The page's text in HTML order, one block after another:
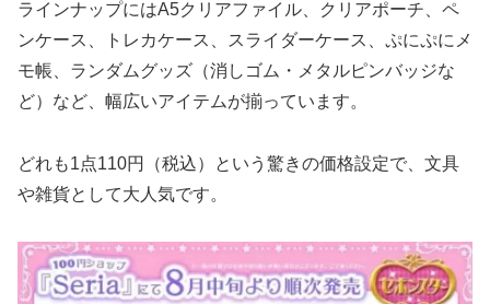
ラインナップにはA5クリアファイル、クリアポーチ、ペ
ンケース、トレカケース、スライダーケース、ぷにぷにメ
モ帳、ランダムグッズ（消しゴム・メタルピンバッジな
ど）など、幅広いアイテムが揃っています。
どれも1点110円（税込）という驚きの価格設定で、文具
や雑貨として大人気です。